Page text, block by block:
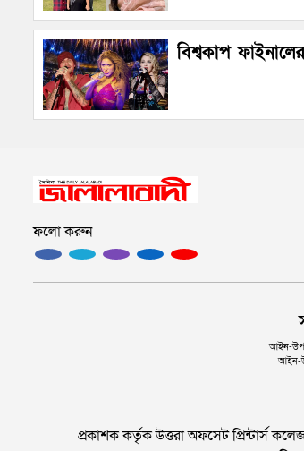
বিশ্বকাপ
ফলো করুন
আইন-
আইন-
প্রকাশক কর্তৃক উত্তরা অফসেট প্রিন্টার্স